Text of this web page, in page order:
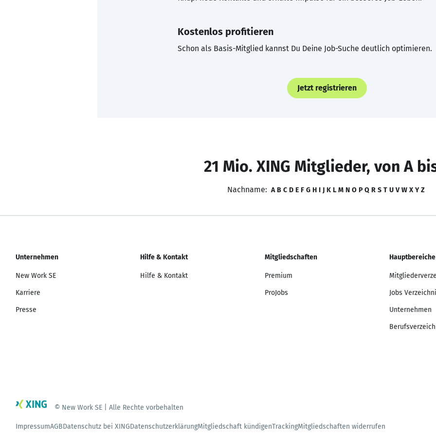
Kostenlos profitieren
Schon als Basis-Mitglied kannst Du Deine Job-Suche deutlich optimieren.
Jetzt registrieren
21 Mio. XING Mitglieder, von A
Nachname: A B C D E F G H I J K L M N O P Q R S T U V W X Y Z
Unternehmen
New Work SE
Karriere
Presse
Hilfe & Kontakt
Hilfe & Kontakt
Mitgliedschaften
Premium
ProJobs
Hauptbereiche
Jobs
Unternehmen
© New Work SE | Alle Rechte vorbehalten
ImpressumAGBDatenschutz bei XINGDatenschutzerklärungMitgliedschaft kündigenTrackingMitgliedschaften widerrufen